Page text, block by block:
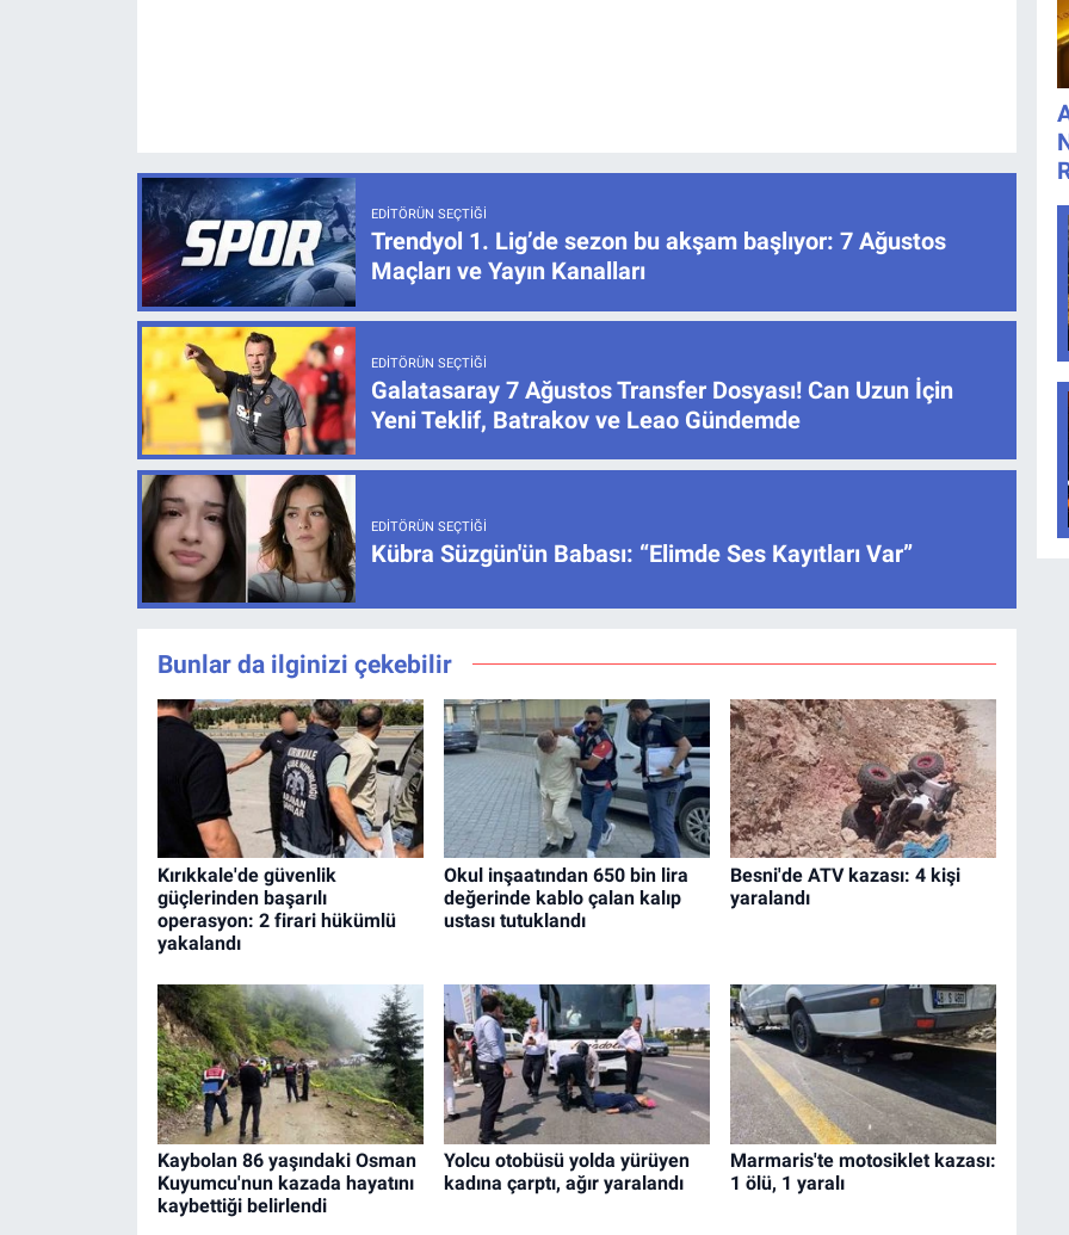
EDITÖRÜN SEÇTIĞI
Trendyol 1. Lig’de sezon bu akşam başlıyor: 7 Ağustos
Maçları ve Yayın Kanalları
EDITÖRÜN SEÇTIĞI
Galatasaray 7 Ağustos Transfer Dosyası! Can Uzun İçin
Yeni Teklif, Batrakov ve Leao Gündemde
EDITÖRÜN SEÇTIĞI
Kübra Süzgün'ün Babası: “Elimde Ses Kayıtları Var”
Bunlar da ilginizi çekebilir
Kırıkkale'de güvenlik
güçlerinden başarılı
operasyon: 2 firari hükümlü
yakalandı
Okul inşaatından 650 bin lira
değerinde kablo çalan kalıp
ustası tutuklandı
Besni'de ATV kazası: 4 kişi
yaralandı
Kaybolan 86 yaşındaki Osman
Kuyumcu'nun kazada hayatını
kaybettiği belirlendi
Yolcu otobüsü yolda yürüyen
kadına çarptı, ağır yaralandı
Marmaris'te motosiklet kazası:
1 ölü, 1 yaralı